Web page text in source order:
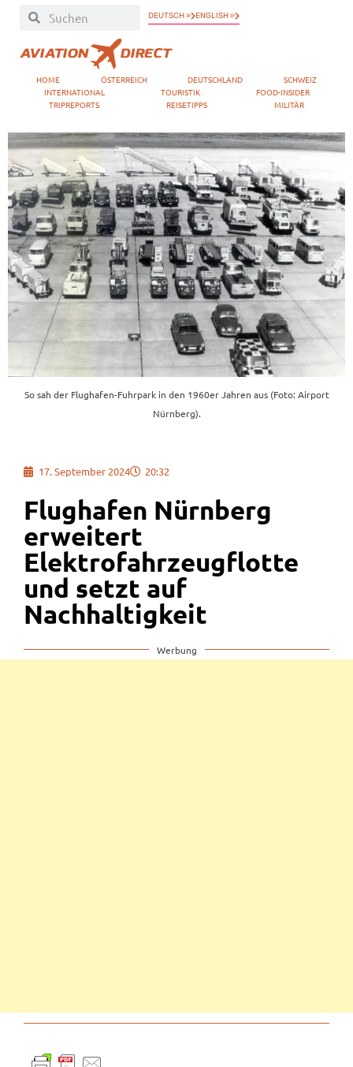
DEUTSCH » ENGLISH »
HOME ÖSTERREICH DEUTSCHLAND
SCHWEIZ
INTERNATIONAL
TOURISTIK
FOOD-INSIDER
TRIPREPORTS
REISETIPPS MILITÄR
So sah der Flughafen-Fuhrpark in den 1960er Jahren aus (Foto: Airport
Nürnberg).
17. September 2024 20:32
Flughafen Nürnberg
erweitert
Elektrofahrzeugflotte
und setzt auf
Nachhaltigkeit
Werbung